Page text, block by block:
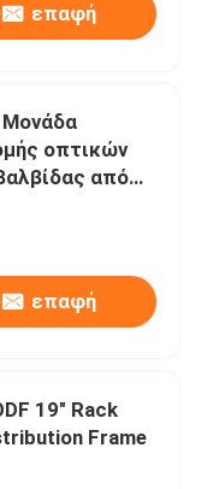
επαφή
Μονάδα
οπτικών
από
επαφή
19" Rack
Frame